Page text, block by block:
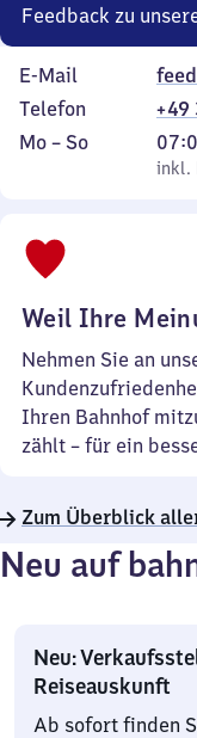
Feedback zu
E-Mail
Telefon
+49
Montag
Mo – So,
inkl.
Von
7
inkl.
Weil Ihre
Nehmen Sie an
Ihren Bahnhof
zählt – für ein
Zum Überblick
Neu auf
Neu:
Reiseauskunft
Ab sofort finden